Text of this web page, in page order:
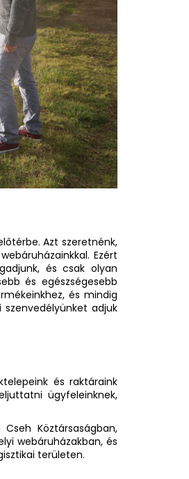
Azt szeretnénk,
Ezért
és csak olyan
és egészségesebb
és mindig
adjuk
és raktáraink
ügyfeleinknek,
Köztársaságban,
webáruházakban, és
területen.